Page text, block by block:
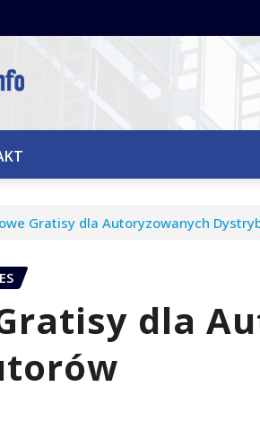
Gratisy dla Autoryzowanych
dla